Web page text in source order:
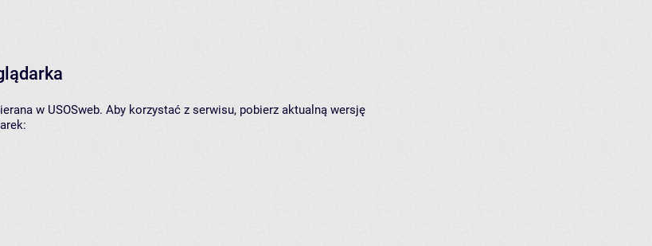
w USOSweb. Aby korzystać z serwisu, pobierz aktualną wersję